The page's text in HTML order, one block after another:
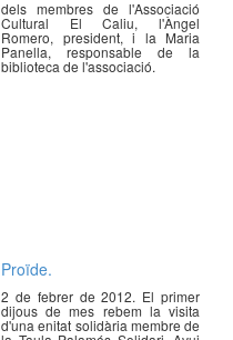
dels membres de l'Associació
Cultural El Caliu, l'Àngel
Romero, president, i la Maria
Panella, responsable de la
biblioteca de l'associació.
Proïde.
2 de febrer de 2012. El primer
dijous de mes rebem la visita
d'una enitat solidària membre de